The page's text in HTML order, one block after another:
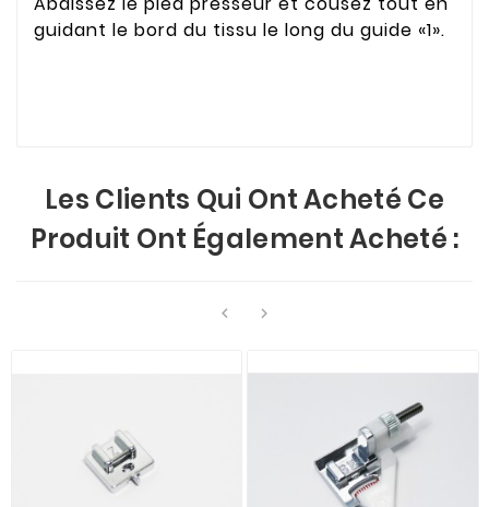
guidant le bord du tissu le long du guide «1».
Les Clients Qui Ont Acheté Ce
Produit Ont Également Acheté :
 